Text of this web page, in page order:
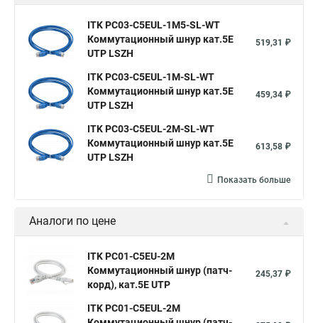
ITK PC03-C5EUL-1M5-SL-WT
Коммутационный шнур кат.5E
UTP LSZH
519,31 ₽
ITK PC03-C5EUL-1M-SL-WT
Коммутационный шнур кат.5E
UTP LSZH
459,34 ₽
ITK PC03-C5EUL-2M-SL-WT
Коммутационный шнур кат.5E
UTP LSZH
613,58 ₽
Показать больше
Аналоги по цене
ITK PC01-C5EU-2M
Коммутационный шнур (патч-
корд), кат.5Е UTP
245,37 ₽
ITK PC01-C5EUL-2M